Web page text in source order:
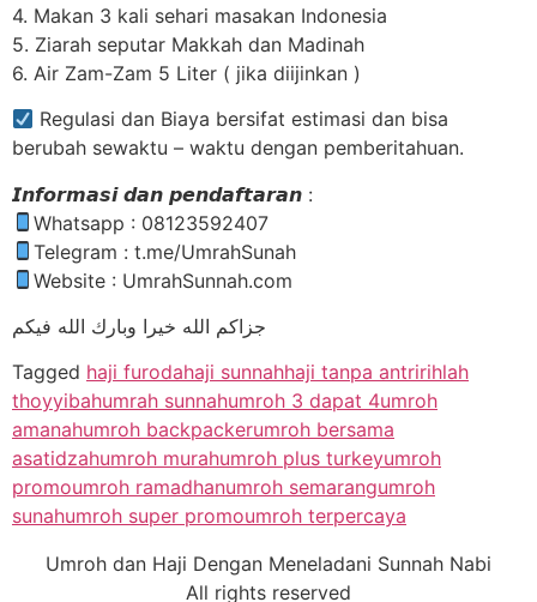
4. Makan 3 kali sehari masakan Indonesia
5. Ziarah seputar Makkah dan Madinah
6. Air Zam-Zam 5 Liter ( jika diijinkan )
Regulasi dan Biaya bersifat estimasi dan bisa
berubah sewaktu – waktu dengan pemberitahuan.
𝙄𝙣𝙛𝙤𝙧𝙢𝙖𝙨𝙞 𝙙𝙖𝙣 𝙥𝙚𝙣𝙙𝙖𝙛𝙩𝙖𝙧𝙖𝙣 :
Whatsapp : 08123592407
Telegram : t.me/UmrahSunah
Website : UmrahSunnah.com
جزاكم الله خيرا وبارك الله فيكم
Tagged haji furodahaji sunnahhaji tanpa antririhlah
thoyyibahumrah sunnahumroh 3 dapat 4umroh
amanahumroh backpackerumroh bersama
asatidzahumroh murahumroh plus turkeyumroh
promoumroh ramadhanumroh semarangumroh
sunahumroh super promoumroh terpercaya
Umroh dan Haji Dengan Meneladani Sunnah Nabi
All rights reserved